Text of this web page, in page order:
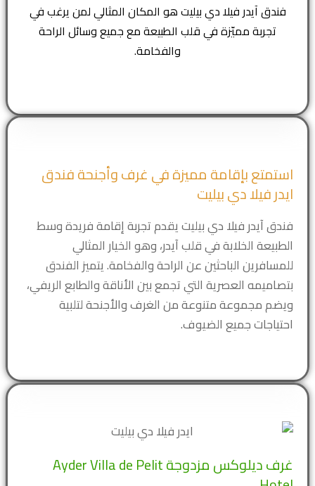
فندق آيدر فيلا دي بيليت هو المكان المثالي لمن يرغب في
تجربة مميّزة في قلب الطبيعة مع جميع وسائل الراحة
والفخامة.
استمتع بإقامة مميزة في غرف وأجنحة فندق
ايدر فيلا دي بيليت
فندق آيدر فيلا دي بيليت يقدم تجربة إقامة فريدة وسط
الطبيعة الخلابة في قلب آيدر، وهو الخيار المثالي
للمسافرين الباحثين عن الراحة والفخامة. يتميز الفندق
بتصاميمه العصرية التي تجمع بين الأناقة والطابع الريفي،
ويضم مجموعة متنوعة من الغرف والأجنحة لتلبية
احتياجات جميع الضيوف.
غرف ديلوكس مزدوجة Ayder Villa de Pelit